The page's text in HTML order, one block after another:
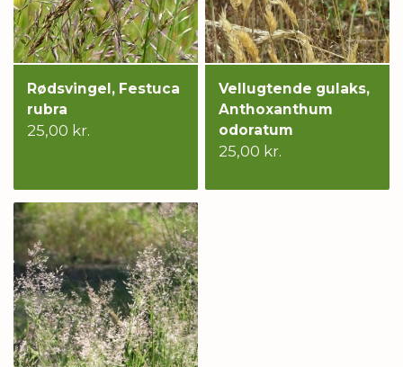
Rødsvingel, Festuca
rubra
25,00 kr.
Vellugtende gulaks,
Anthoxanthum
odoratum
25,00 kr.